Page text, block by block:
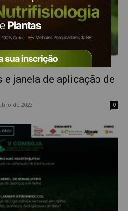
e janela de aplicação de
de 2023 0